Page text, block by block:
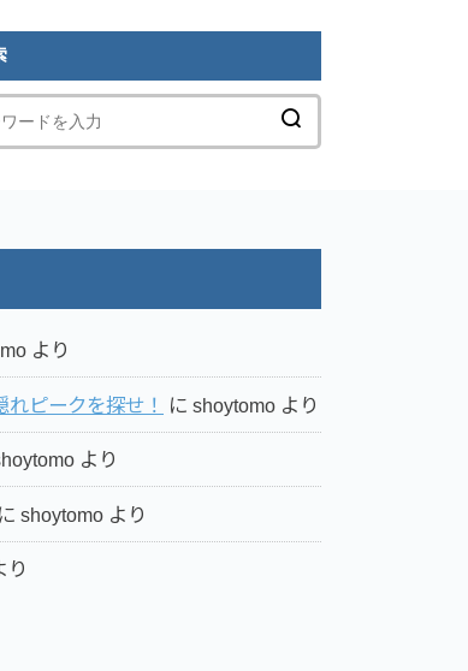
より
ピークを探せ！ に shoytomo より
より
に shoytomo より
り